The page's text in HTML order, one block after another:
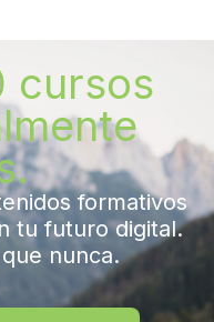
cursos
formativos
tu futuro digital.
nunca.